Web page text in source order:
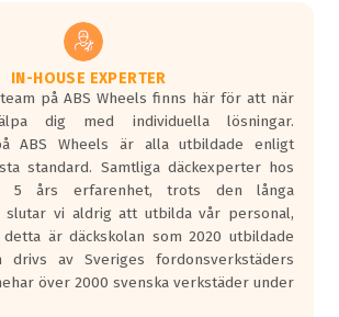
A till F. Där A påvisar
och F är den
delas ut för
lastbilar.
ett test där däcken
en väg där det ligger
skillnaden på
IN-HOUSE EXPERTER
på ABS Wheels finns här för att när
dig med individuella lösningar.
ABS Wheels är alla utbildade enligt
standard. Samtliga däckexperter hos
5 års erfarenhet, trots den långa
slutar vi aldrig att utbilda vår personal,
är däckskolan som 2020 utbildade
drivs av Sveriges fordonsverkstäders
över 2000 svenska verkstäder under